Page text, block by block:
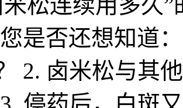
是否还想知道
2. 卤米松与其